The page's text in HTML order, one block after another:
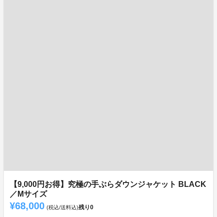
【9,000円お得】究極の手ぶらダウンジャケット BLACK
／Mサイズ
¥68,000 (税込/送料込)残り0